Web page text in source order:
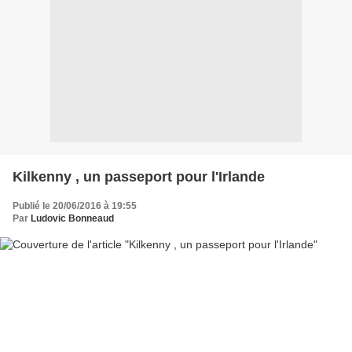
Kilkenny , un passeport pour l'Irlande
Publié le 20/06/2016 à 19:55
Par Ludovic Bonneaud